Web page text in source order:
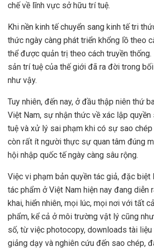
chế về lĩnh vực sở hữu trí tuệ.
Khi nền kinh tế chuyển sang kinh tế tri
thức ngày càng phát triển khổng lồ theo
thể được quản trị theo cách truyền
sản trí tuệ của thế giới đã ra đời trong
như vậy.
Tuy nhiên, đến nay, ở đầu thập niên thứ
Việt Nam, sự nhận thức về xác lập
tuệ và xử lý sai phạm khi có sự sao
còn rất ít người thực sự quan tâm đúng
hội nhập quốc tế ngày càng sâu rộng.
Việc vi phạm bản quyền tác giả, đặc biệt
tác phẩm ở Việt Nam hiện nay đang diễn
khai, hiển nhiên, mọi lúc, mọi nơi với tất
phẩm, kể cả ở môi trường vật lý cũng
số, từ việc photocopy, downloads tài
giảng dạy và nghiên cứu đến sao chép,